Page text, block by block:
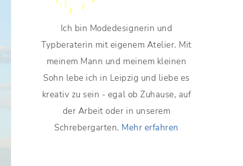
Ich bin Modedesignerin und
Typberaterin mit eigenem Atelier. Mit
meinem Mann und meinem kleinen
Sohn lebe ich in Leipzig und liebe es
kreativ zu sein - egal ob Zuhause, auf
der Arbeit oder in unserem
Schrebergarten. Mehr erfahren